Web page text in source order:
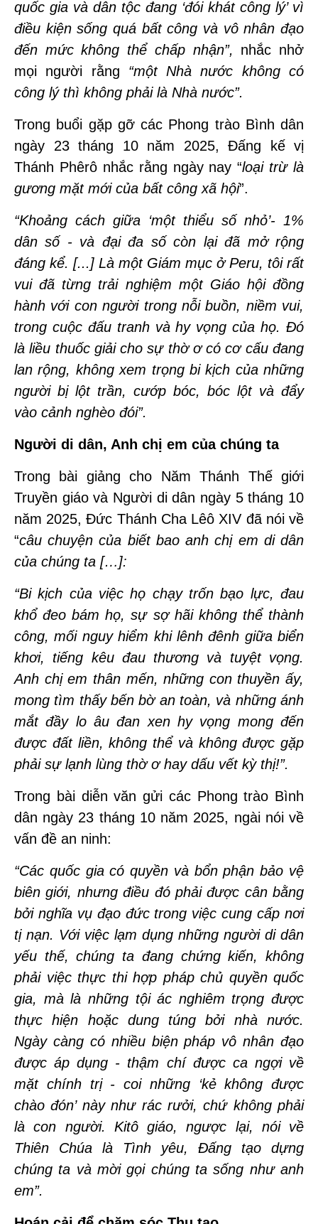
quốc gia và dân tộc đang ‘đói khát công lý’ vì
điều kiện sống quá bất công và vô nhân đạo
đến mức không thể chấp nhận”, nhắc nhở
mọi người rằng “một Nhà nước không có
công lý thì không phải là Nhà nước”.
Trong buổi gặp gỡ các Phong trào Bình dân
ngày 23 tháng 10 năm 2025, Đấng kế vị
Thánh Phêrô nhắc rằng ngày nay “loại trừ là
gương mặt mới của bất công xã hội”.
“Khoảng cách giữa ‘một thiểu số nhỏ’- 1%
dân số - và đại đa số còn lại đã mở rộng
đáng kể. [...] Là một Giám mục ở Peru, tôi rất
vui đã từng trải nghiệm một Giáo hội đồng
hành với con người trong nỗi buồn, niềm vui,
trong cuộc đấu tranh và hy vọng của họ. Đó
là liều thuốc giải cho sự thờ ơ có cơ cấu đang
lan rộng, không xem trọng bi kịch của những
người bị lột trần, cướp bóc, bóc lột và đẩy
vào cảnh nghèo đói”.
Người di dân, Anh chị em của chúng ta
Trong bài giảng cho Năm Thánh Thế giới
Truyền giáo và Người di dân ngày 5 tháng 10
năm 2025, Đức Thánh Cha Lêô XIV đã nói về
“câu chuyện của biết bao anh chị em di dân
của chúng ta […]:
“Bi kịch của việc họ chạy trốn bạo lực, đau
khổ đeo bám họ, sự sợ hãi không thể thành
công, mối nguy hiểm khi lênh đênh giữa biển
khơi, tiếng kêu đau thương và tuyệt vọng.
Anh chị em thân mến, những con thuyền ấy,
mong tìm thấy bến bờ an toàn, và những ánh
mắt đầy lo âu đan xen hy vọng mong đến
được đất liền, không thể và không được gặp
phải sự lạnh lùng thờ ơ hay dấu vết kỳ thị!”.
Trong bài diễn văn gửi các Phong trào Bình
dân ngày 23 tháng 10 năm 2025, ngài nói về
vấn đề an ninh:
“Các quốc gia có quyền và bổn phận bảo vệ
biên giới, nhưng điều đó phải được cân bằng
bởi nghĩa vụ đạo đức trong việc cung cấp nơi
tị nạn. Với việc lạm dụng những người di dân
yếu thế, chúng ta đang chứng kiến, không
phải việc thực thi hợp pháp chủ quyền quốc
gia, mà là những tội ác nghiêm trọng được
thực hiện hoặc dung túng bởi nhà nước.
Ngày càng có nhiều biện pháp vô nhân đạo
được áp dụng - thậm chí được ca ngợi về
mặt chính trị - coi những ‘kẻ không được
chào đón’ này như rác rưởi, chứ không phải
là con người. Kitô giáo, ngược lại, nói về
Thiên Chúa là Tình yêu, Đấng tạo dựng
chúng ta và mời gọi chúng ta sống như anh
em”.